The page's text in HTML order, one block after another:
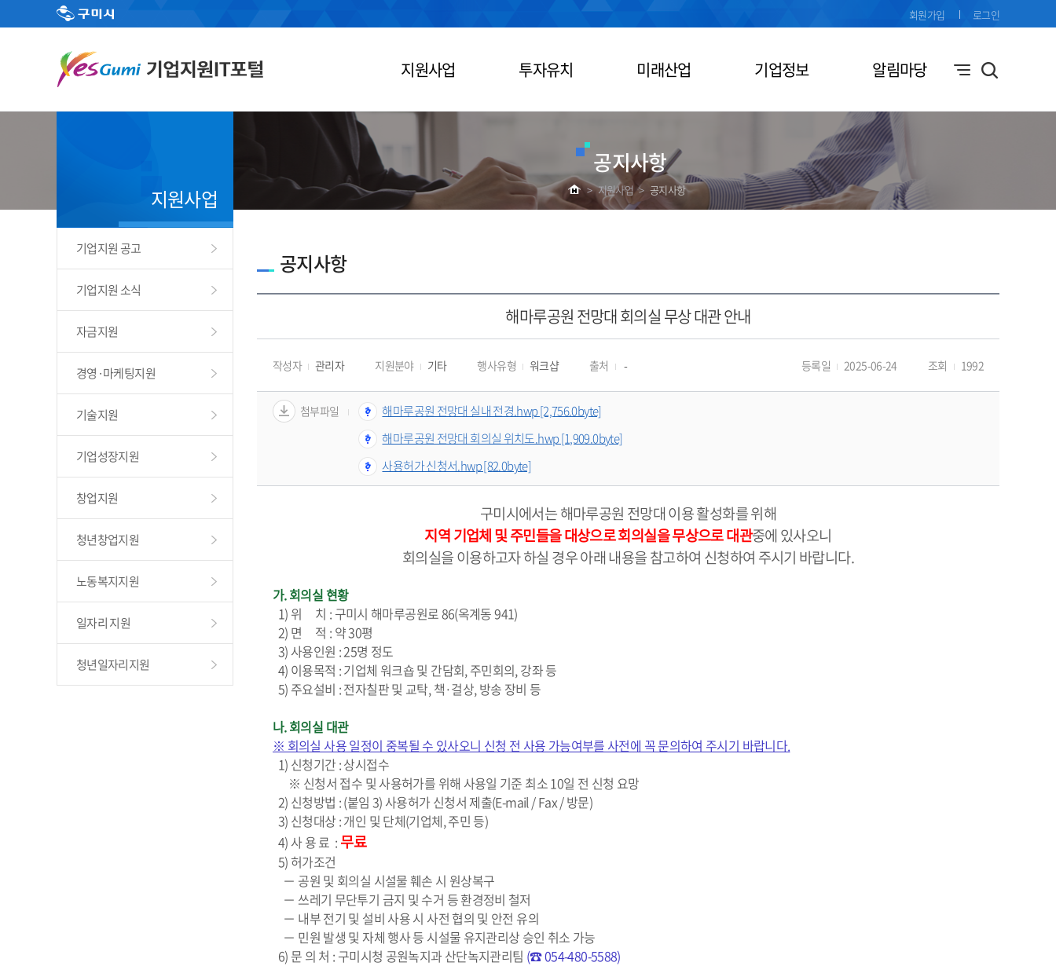
지원사업 투자유치 미래산업 기업정보 알림마당
회원가입 로그인
공지사항
> 지원사업 > 공지사항
지원사업
기업지원 공고
기업지원 소식
자금지원
경영·마케팅지원
기술지원
기업성장지원
창업지원
청년창업지원
노동복지지원
일자리 지원
청년일자리지원
공지사항
해마루공원 전망대 회의실 무상 대관 안내
작성자 관리자 지원분야 기타 행사유형 워크샵 출처 - 등록일 2025-06-24 조회 1992
첨부파일
해마루공원 전망대 실내 전경.hwp [2,756.0byte]
해마루공원 전망대 회의실 위치도.hwp [1,909.0byte]
사용허가 신청서.hwp [82.0byte]
구미시에서는 해마루공원 전망대 이용 활성화를 위해
지역 기업체 및 주민들을 대상으로 회의실을 무상으로 대관중에 있사오니
회의실을 이용하고자 하실 경우 아래 내용을 참고하여 신청하여 주시기 바랍니다.
가. 회의실 현황
1) 위     치 : 구미시 해마루공원로 86(옥계동 941)
2) 면     적 : 약 30평
3) 사용인원 : 25명 정도
4) 이용목적 : 기업체 워크숍 및 간담회, 주민회의, 강좌 등
5) 주요설비 : 전자칠판 및 교탁, 책·걸상, 방송 장비 등
나. 회의실 대관
※ 회의실 사용 일정이 중복될 수 있사오니 신청 전 사용 가능여부를 사전에 꼭 문의하여 주시기 바랍니다.
1) 신청기간 : 상시접수
※ 신청서 접수 및 사용허가를 위해 사용일 기준 최소 10일 전 신청 요망
2) 신청방법 : (붙임 3) 사용허가 신청서 제출(E-mail / Fax / 방문)
3) 신청대상 : 개인 및 단체(기업체, 주민 등)
4) 사 용 료  : 무료
5) 허가조건
－ 공원 및 회의실 시설물 훼손 시 원상복구
－ 쓰레기 무단투기 금지 및 수거 등 환경정비 철저
－ 내부 전기 및 설비 사용 시 사전 협의 및 안전 유의
－ 민원 발생 및 자체 행사 등 시설물 유지관리상 승인 취소 가능
6) 문 의 처 : 구미시청 공원녹지과 산단녹지관리팀 (☎ 054-480-5588)